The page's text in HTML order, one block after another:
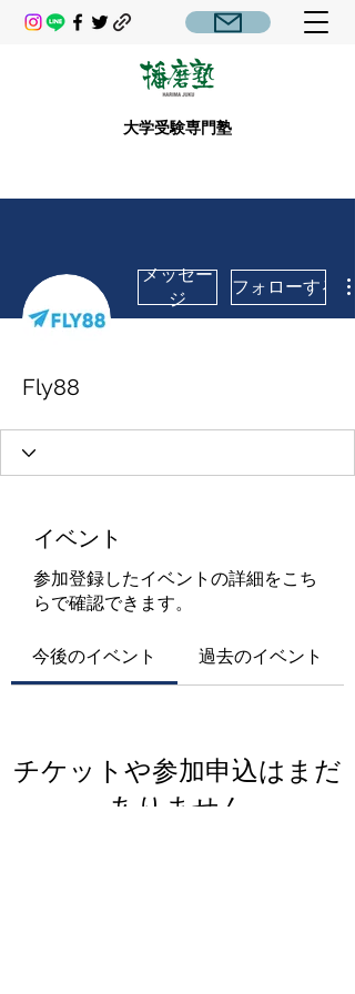
大学受験専門塾
メッセー
ジ
フォローする
Fly88
イベント
参加登録したイベントの詳細をこち
らで確認できます。
今後のイベント 過去のイベント
チケットや参加申込はまだ
ありません